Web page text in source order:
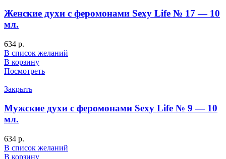
Женские духи с феромонами Sexy Life № 17 — 10
мл.
634 р.
В список желаний
В корзину
Посмотреть
Закрыть
Мужские духи с феромонами Sexy Life № 9 — 10
мл.
634 р.
В список желаний
В корзину